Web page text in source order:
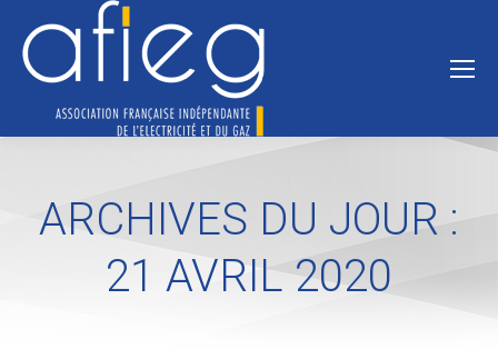
ARCHIVES DU JOUR :
21 AVRIL 2020